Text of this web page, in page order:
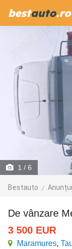
bestauto.ro
1 / 6
Bestauto
De vânzare
3 500 EUR
Maramures,